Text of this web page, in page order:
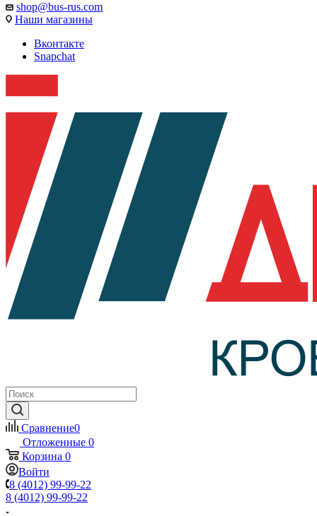
shop@bus-rus.com
Наши магазины
Вконтакте
Snapchat
Сравнение0
Отложенные 0
Корзина 0
Войти
8 (4012) 99-99-22
8 (4012) 99-99-22